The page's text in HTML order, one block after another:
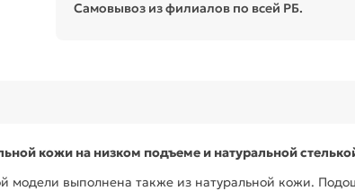
Самовывоз из филиалов по всей РБ.
кожи на низком подъеме и натуральной
модели выполнена также из натуральной кожи.